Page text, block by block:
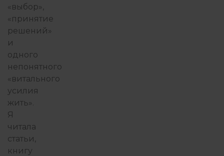
« выбор»,
«принятие
решений»
и
одного
непонятного
«витального
усилия
жить».
Я
читала
статьи,
книгу